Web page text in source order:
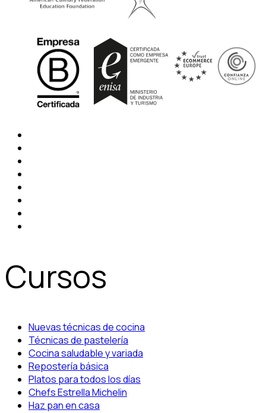
Cursos
Nuevas técnicas de cocina
Técnicas de pastelería
Cocina saludable y variada
Repostería básica
Platos para todos los días
Chefs Estrella Michelin
Haz pan en casa